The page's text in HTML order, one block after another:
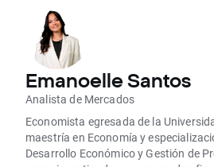
Emanoelle Santos
Analista de Mercados
Economista egresada de la
maestría en Economía y
Desarrollo Económico y Gestión de